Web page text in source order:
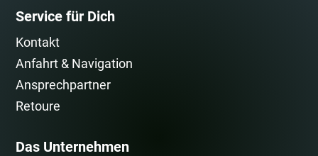
Service für Dich
Kontakt
Anfahrt & Navigation
Ansprechpartner
Retoure
Das Unternehmen